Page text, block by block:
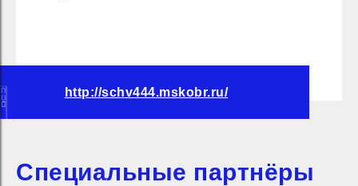
http://schv444.mskobr.ru/
Специальные партнёры